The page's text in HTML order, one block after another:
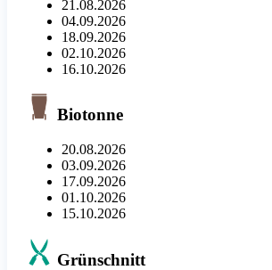
21.08.2026
04.09.2026
18.09.2026
02.10.2026
16.10.2026
Biotonne
20.08.2026
03.09.2026
17.09.2026
01.10.2026
15.10.2026
Grünschnitt